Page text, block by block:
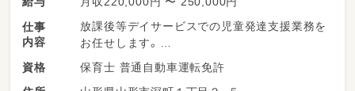
仕事
内容
放課後等デイサービスでの児童発達支援業務を
お任せします。
※対象：発達障がい・知的障がいのある小学生・
資格
保育士 普通自動車運転免許